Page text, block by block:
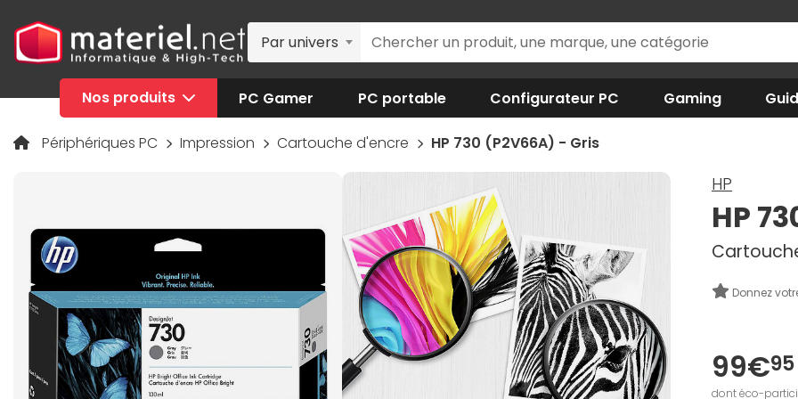
Par univers
Nos produits PC Gamer PC portable Configurateur PC Gaming
Périphériques PC Impression Cartouche d'encre HP 730 (P2V66A) - Gris
HP
HP
Donnez
99€95
dont éco-